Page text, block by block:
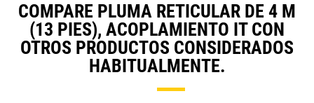
COMPARE PLUMA RETICULAR DE 4 M
(13 PIES), ACOPLAMIENTO IT CON
OTROS PRODUCTOS CONSIDERADOS
HABITUALMENTE.